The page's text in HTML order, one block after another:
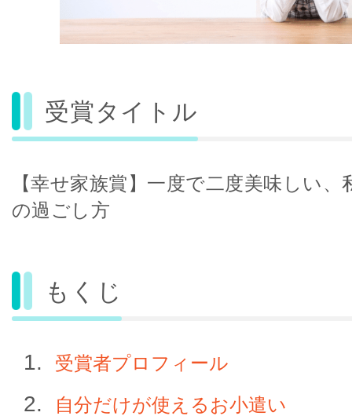
受賞タイトル
【幸せ家族賞】一度で二度美味しい、
の過ごし方
もくじ
受賞者プロフィール
自分だけが使えるお小遣い